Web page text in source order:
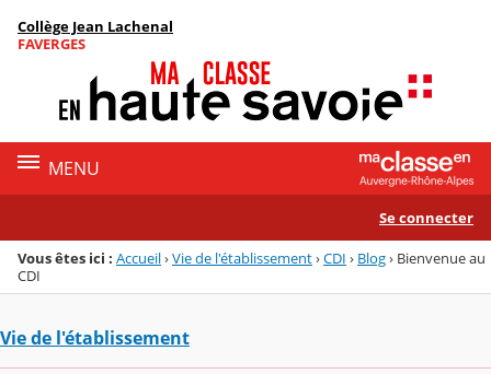
Menu de la rubrique
Contenu
Collège Jean Lachenal
FAVERGES
MENU
Se connecter
Vous êtes ici : Accueil›Vie de l'établissement›CDI › Blog› Bienvenue au
CDI
Vie de l'établissement